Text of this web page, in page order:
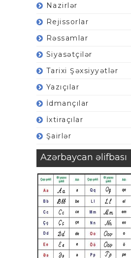
Nazirlər
Rejissorlar
Rəssamlar
Siyasətçilər
Tarixi Şəxsiyyətlər
Yazıçılar
İdmançılar
İxtiraçılar
Şairlər
Azərbaycan əlifbası